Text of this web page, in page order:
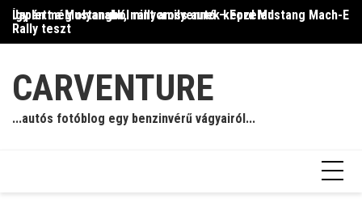
Skip
content
Így lett a Mustangból rallycross autó – Ford Mustang Mach-E
Rally teszt
Japán még olyanabb, mint amilyennek képzeled
CARVENTURE
...autós fotóblog egy benzinvérű vágyairól...